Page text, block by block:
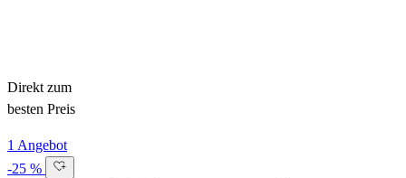
Direkt zum
besten Preis
1 Angebot
-25 %